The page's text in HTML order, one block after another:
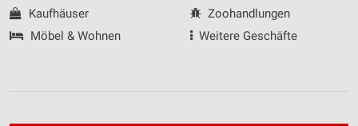
Kaufhäuser
Möbel & Wohnen
Zoohandlungen
Weitere Geschäfte